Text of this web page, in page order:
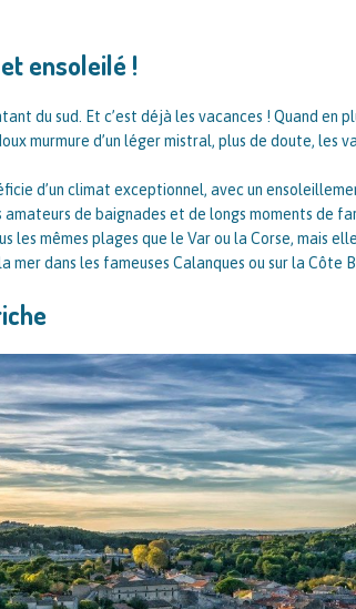
ensoleilé !
du sud. Et c’est déjà les vacances ! Quand en
murmure d’un léger mistral, plus de doute, les
d’un climat exceptionnel, avec un
de baignades et de longs moments de
les mêmes plages que le Var ou la Corse, mais
mer dans les fameuses Calanques ou sur la Côte